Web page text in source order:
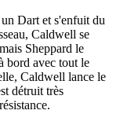
Dart et s'enfuit du
Caldwell se
Sheppard le
bord avec tout le
Caldwell lance le
détruit très